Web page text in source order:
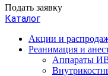
Подать заявку
Каталог
Акции и
Реанимация и
Аппараты